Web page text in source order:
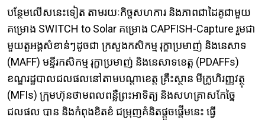
បន្ថែមលើសនេះទៀត តាមរយៈកិច្ចសហការ និងភាពជាដៃគូជាមួយ
គម្រោង SWITCH to Solar គម្រោង CAPFISH-Capture រួមជា
មួយតួអង្គសំខាន់ៗ​ដូចជា ក្រសួងកសិកម្ម រុក្ខាប្រមាញ់ និងនេសាទ
(MAFF) មន្ទីរកសិកម្ម រុក្ខាប្រមាញ់ និងនេសាទខេត្ត (PDAFFs)
ខណ្ឌរដ្ឋបាលជលផលនៅតាមបណ្តាខេត្ត គ្រឹះស្ថាន មីក្រូហិរញ្ញវត្ថុ ​
(MFIs) ក្រុមហ៊ុនថាមពលពន្លឺព្រះអាទិត្យ និងសហគ្រាសកែច្នៃ
ជលផល បាន និងកំពុងខិតខំ ជម្រុញគំនិតផ្តួចផ្តើមនេះ ធ្វើ